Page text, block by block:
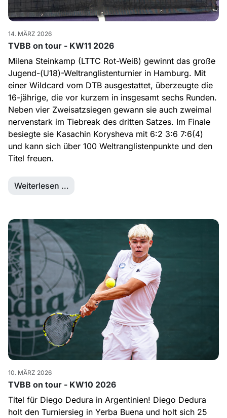
14. MÄRZ 2026
TVBB on tour - KW11 2026
Milena Steinkamp (LTTC Rot-Weiß) gewinnt das große
Jugend-(U18)-Weltranglistenturnier in Hamburg. Mit
einer Wildcard vom DTB ausgestattet, überzeugte die
16-jährige, die vor kurzem in insgesamt sechs Runden.
Neben vier Zweisatzsiegen gewann sie auch zweimal
nervenstark im Tiebreak des dritten Satzes. Im Finale
besiegte sie Kasachin Korysheva mit 6:2 3:6 7:6(4)
und kann sich über 100 Weltranglistenpunkte und den
Titel freuen.
Weiterlesen …
10. MÄRZ 2026
TVBB on tour - KW10 2026
Titel für Diego Dedura in Argentinien! Diego Dedura
holt den Turniersieg in Yerba Buena und holt sich 25